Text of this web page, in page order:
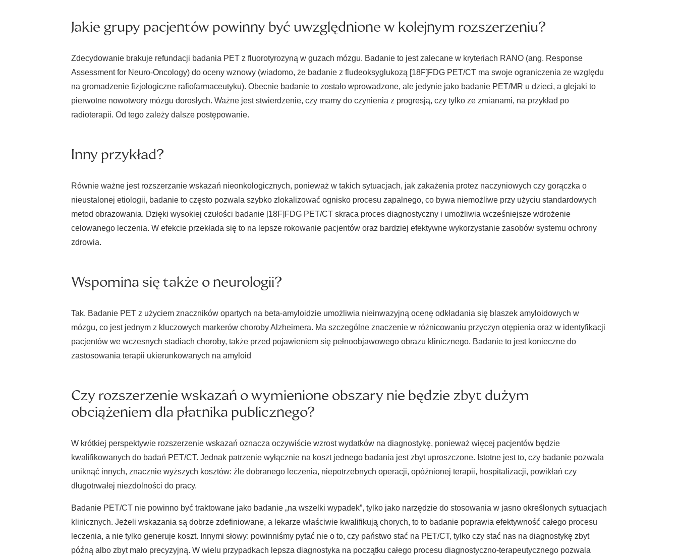
Jakie grupy pacjentów powinny być uwzględnione w kolejnym rozszerzeniu?
Zdecydowanie brakuje refundacji badania PET z fluorotyrozyną w guzach mózgu. Badanie to jest zalecane w kryteriach RANO (ang. Response
Assessment for Neuro-Oncology) do oceny wznowy (wiadomo, że badanie z fludeoksyglukozą [18F]FDG PET/CT ma swoje ograniczenia ze względu
na gromadzenie fizjologiczne rafiofarmaceutyku). Obecnie badanie to zostało wprowadzone, ale jedynie jako badanie PET/MR u dzieci, a glejaki to
pierwotne nowotwory mózgu dorosłych. Ważne jest stwierdzenie, czy mamy do czynienia z progresją, czy tylko ze zmianami, na przykład po
radioterapii. Od tego zależy dalsze postępowanie.
Inny przykład?
Równie ważne jest rozszerzanie wskazań nieonkologicznych, ponieważ w takich sytuacjach, jak zakażenia protez naczyniowych czy gorączka o
nieustalonej etiologii, badanie to często pozwala szybko zlokalizować ognisko procesu zapalnego, co bywa niemożliwe przy użyciu standardowych
metod obrazowania. Dzięki wysokiej czułości badanie [18F]FDG PET/CT skraca proces diagnostyczny i umożliwia wcześniejsze wdrożenie
celowanego leczenia. W efekcie przekłada się to na lepsze rokowanie pacjentów oraz bardziej efektywne wykorzystanie zasobów systemu ochrony
zdrowia.
Wspomina się także o neurologii?
Tak. Badanie PET z użyciem znaczników opartych na beta-amyloidzie umożliwia nieinwazyjną ocenę odkładania się blaszek amyloidowych w
mózgu, co jest jednym z kluczowych markerów choroby Alzheimera. Ma szczególne znaczenie w różnicowaniu przyczyn otępienia oraz w identyfikacji
pacjentów we wczesnych stadiach choroby, także przed pojawieniem się pełnoobjawowego obrazu klinicznego. Badanie to jest konieczne do
zastosowania terapii ukierunkowanych na amyloid
Czy rozszerzenie wskazań o wymienione obszary nie będzie zbyt dużym
obciążeniem dla płatnika publicznego?
W krótkiej perspektywie rozszerzenie wskazań oznacza oczywiście wzrost wydatków na diagnostykę, ponieważ więcej pacjentów będzie
kwalifikowanych do badań PET/CT. Jednak patrzenie wyłącznie na koszt jednego badania jest zbyt uproszczone. Istotne jest to, czy badanie pozwala
uniknąć innych, znacznie wyższych kosztów: źle dobranego leczenia, niepotrzebnych operacji, opóźnionej terapii, hospitalizacji, powikłań czy
długotrwałej niezdolności do pracy.
Badanie PET/CT nie powinno być traktowane jako badanie „na wszelki wypadek”, tylko jako narzędzie do stosowania w jasno określonych sytuacjach
klinicznych. Jeżeli wskazania są dobrze zdefiniowane, a lekarze właściwie kwalifikują chorych, to to badanie poprawia efektywność całego procesu
leczenia, a nie tylko generuje koszt. Innymi słowy: powinniśmy pytać nie o to, czy państwo stać na PET/CT, tylko czy stać nas na diagnostykę zbyt
późną albo zbyt mało precyzyjną. W wielu przypadkach lepsza diagnostyka na początku całego procesu diagnostyczno-terapeutycznego pozwala